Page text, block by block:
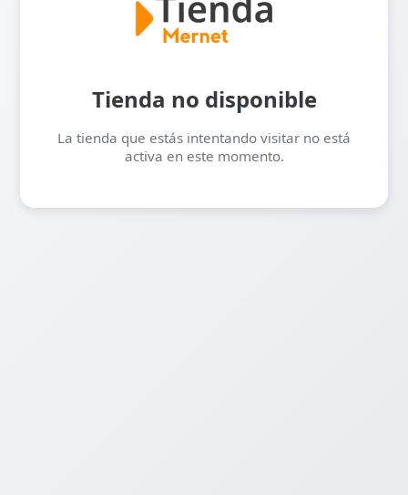
Tienda no disponible
La tienda que estás intentando visitar no está
activa en este momento.